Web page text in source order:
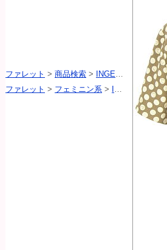
ファレット > 商品検索 >
INGEBORG（インゲボルグ）
ファレット > フェミニン系 >